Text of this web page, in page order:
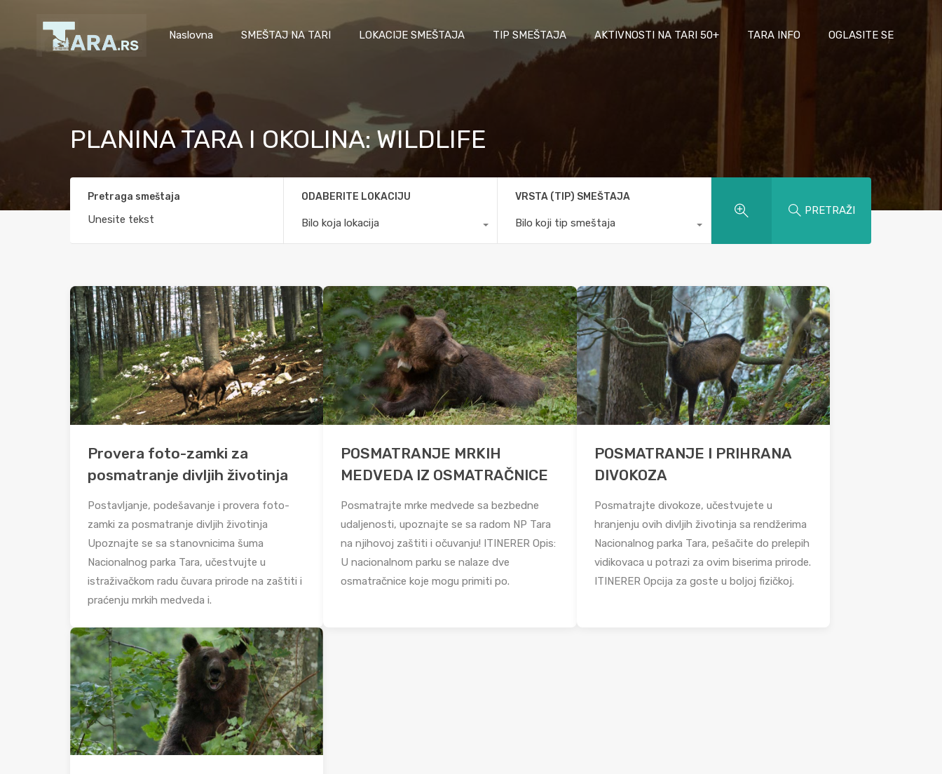
Naslovna SMEŠTAJ NA TARI LOKACIJE SMEŠTAJA TIP SMEŠTAJA AKTIVNOSTI NA TARI 50+ TARA INFO OGLASITE SE
PLANINA TARA I OKOLINA: WILDLIFE
Pretraga smeštaja ODABERITE LOKACIJU
Bilo koja lokacija
VRSTA (TIP) SMEŠTAJA
Bilo koji tip smeštaja
PRETRAŽI
Provera foto-zamki za
posmatranje divljih životinja
Postavljanje, podešavanje i provera foto-
zamki za posmatranje divljih životinja
Upoznajte se sa stanovnicima šuma
Nacionalnog parka Tara, učestvujte u
istraživačkom radu čuvara prirode na zaštiti i
praćenju mrkih medveda i.
POSMATRANJE MRKIH
MEDVEDA IZ OSMATRAČNICE
Posmatrajte mrke medvede sa bezbedne
udaljenosti, upoznajte se sa radom NP Tara
na njihovoj zaštiti i očuvanju! ITINERER Opis:
U nacionalnom parku se nalaze dve
osmatračnice koje mogu primiti po.
POSMATRANJE I PRIHRANA
DIVOKOZA
Posmatrajte divokoze, učestvujete u
hranjenju ovih divljih životinja sa rendžerima
Nacionalnog parka Tara, pešačite do prelepih
vidikovaca u potrazi za ovim biserima prirode.
ITINERER Opcija za goste u boljoj fizičkoj.